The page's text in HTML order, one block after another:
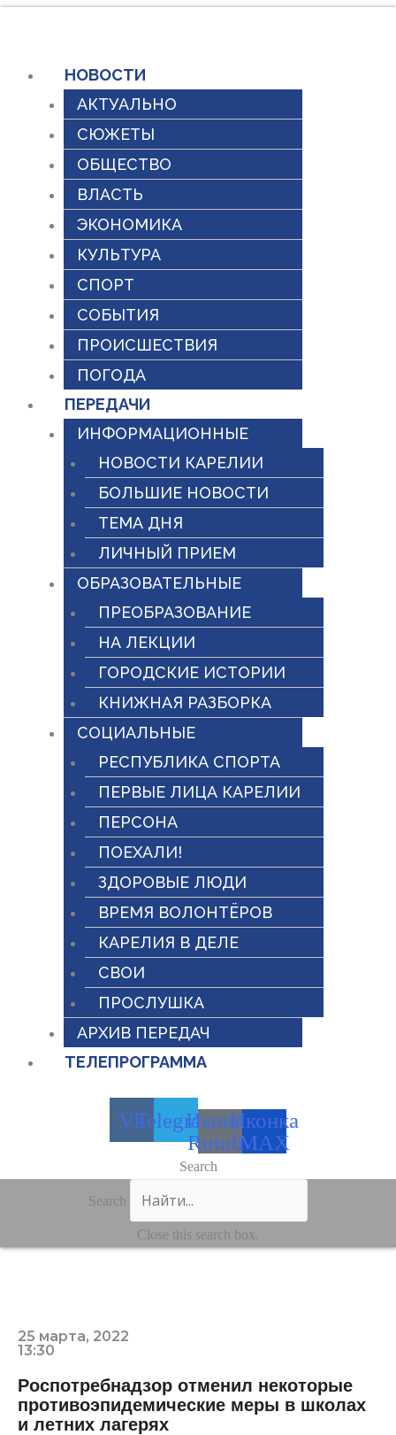
содержимомуНОВОСТИ
АКТУАЛЬНО
СЮЖЕТЫ
ОБЩЕСТВО
ВЛАСТЬ
ЭКОНОМИКА
КУЛЬТУРА
СПОРТ
СОБЫТИЯ
ПРОИСШЕСТВИЯ
ПОГОДА
ПЕРЕДАЧИ
ИНФОРМАЦИОННЫЕ
НОВОСТИ КАРЕЛИИ
БОЛЬШИЕ НОВОСТИ
ТЕМА ДНЯ
ЛИЧНЫЙ ПРИЕМ
ОБРАЗОВАТЕЛЬНЫЕ
ПРЕОБРАЗОВАНИЕ
НА ЛЕКЦИИ
ГОРОДСКИЕ ИСТОРИИ
КНИЖНАЯ РАЗБОРКА
СОЦИАЛЬНЫЕ
РЕСПУБЛИКА СПОРТА
ПЕРВЫЕ ЛИЦА КАРЕЛИИ
ПЕРСОНА
ПОЕХАЛИ!
ЗДОРОВЫЕ ЛЮДИ
ВРЕМЯ ВОЛОНТЁРОВ
КАРЕЛИЯ В ДЕЛЕ
СВОИ
ПРОСЛУШКА
АРХИВ ПЕРЕДАЧ
ТЕЛЕПРОГРАММА
VkTelegramИконка
Rutube
Иконка
MAX
Search
Search
Close this search box.
25 марта, 2022
13:30
Роспотребнадзор отменил некоторые
противоэпидемические меры в школах
и летних лагерях